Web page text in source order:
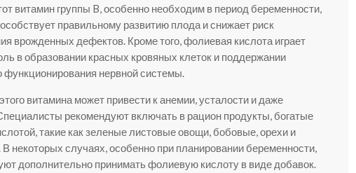
витамин группы B, особенно необходим в период беременности,
правильному развитию плода и снижает риск
врожденных дефектов. Кроме того, фолиевая кислота играет
в образовании красных кровяных клеток и поддержании
функционирования нервной системы.
витамина может привести к анемии, усталости и даже
рекомендуют включать в рацион продукты, богатые
такие как зеленые листовые овощи, бобовые, орехи и
некоторых случаях, особенно при планировании беременности,
дополнительно принимать фолиевую кислоту в виде добавок.